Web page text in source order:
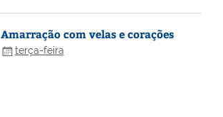
Amarração com velas e corações
terça-feira